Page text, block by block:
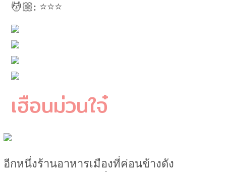
💆🏼: ⭐️⭐️⭐️
เฮือนม่วนใจ๋
อีกหนึ่งร้านอาหารเมืองที่ค่อนข้างดัง